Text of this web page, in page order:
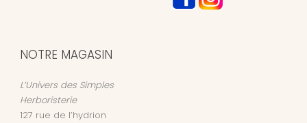
NOTRE MAGASIN
L’Univers des Simples
Herboristerie
127 rue de l’hydrion